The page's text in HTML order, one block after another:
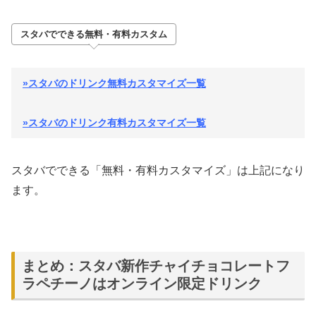
スタバでできる無料・有料カスタム
»スタバのドリンク無料カスタマイズ一覧
»スタバのドリンク有料カスタマイズ一覧
スタバでできる「無料・有料カスタマイズ」は上記になり
ます。
まとめ：スタバ新作チャイチョコレートフ
ラペチーノはオンライン限定ドリンク